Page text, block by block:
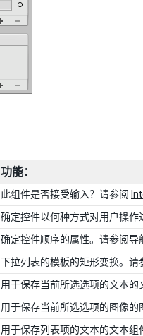
功能：
此组件是否接受输入？请参阅
确定控件以何种方式对用户操
确定控件顺序的属性。请参阅导
下拉列表的模板的矩形变换。请
用于保存当前所选选项的文本的
用于保存当前所选选项的图像的
用于保存列表项的文本的文本组